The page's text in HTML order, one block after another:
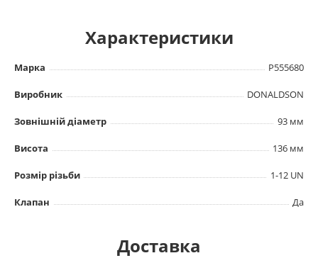
Характеристики
Марка P555680
Виробник DONALDSON
Зовнішній діаметр 93 мм
Висота 136 мм
Розмір різьби 1-12 UN
Клапан Да
Доставка